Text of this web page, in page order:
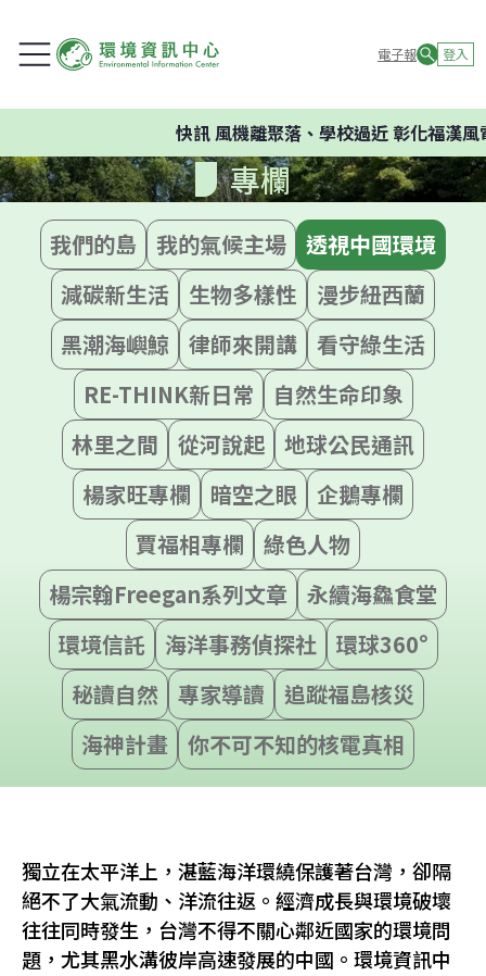
電子報 登入
快訊風機離聚落、學校過近 彰化福漢風
專欄
我們的島 我的氣候主場
透視中國環境
減碳新生活
生物多樣性
漫步紐西蘭
黑潮海嶼鯨
律師來開講
看守綠生活
RE-THINK新日常
自然生命印象
林里之間
從河說起
地球公民通訊
楊家旺專欄
暗空之眼
企鵝專欄
賈福相專欄
綠色人物
楊宗翰Freegan系列文章
永續海鱻食堂
環境信託
海洋事務偵探社
環球360°
秘讀自然
專家導讀
追蹤福島核災
海神計畫
你不可不知的核電真相
獨立在太平洋上，湛藍海洋環繞保護著台灣，卻隔
絕不了大氣流動、洋流往返。經濟成長與環境破壞
往往同時發生，台灣不得不關心鄰近國家的環境問
題，尤其黑水溝彼岸高速發展的中國。環境資訊中